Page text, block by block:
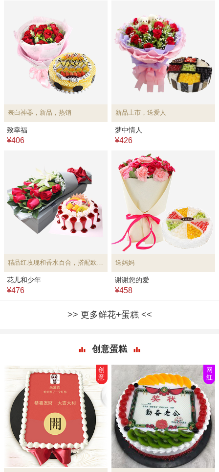
表白神器，新品，热销
致幸福
¥406
新品上市，送爱人
梦中情人
¥426
花儿和少年
¥476
送妈妈
谢谢您的爱
¥458
更多鲜花+蛋糕
创意蛋糕
创
意
网
红